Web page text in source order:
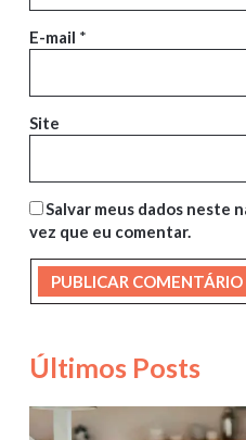
E-mail *
Site
Salvar meus dados neste
vez que eu comentar.
Últimos Posts